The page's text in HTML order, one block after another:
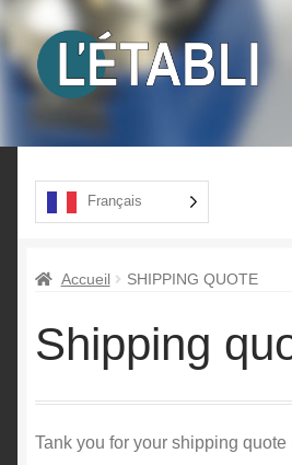
Aller
à
Aller
au
contenu
Produits
A propos
Français
Accueil SHIPPING QUOTE
Shipping
Tank you for your shipping quote